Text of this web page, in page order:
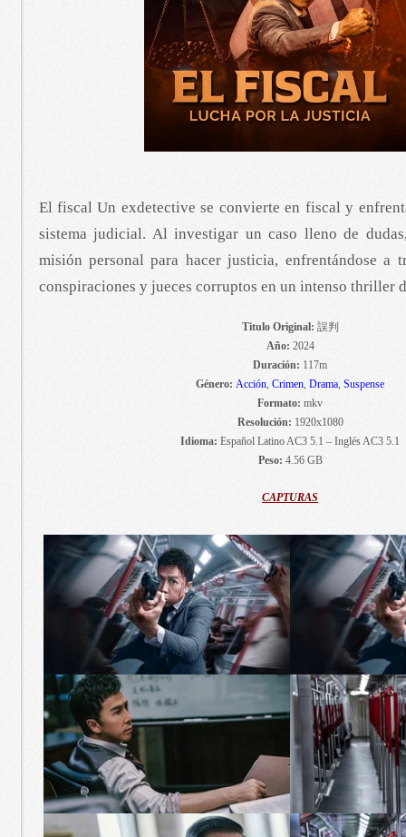
El fiscal Un exdetective se convierte en fiscal y
sistema judicial. Al investigar un caso lleno de
misión personal para hacer justicia, enfrentándose a
conspiraciones y jueces corruptos en un intenso thriller
Titulo Original: 誤判
Año: 2024
Duración: 117m
Género: Acción, Crimen, Drama, Suspense
Formato: mkv
Resolución: 1920x1080
Idioma: Español Latino AC3 5.1 – Inglés AC3 5.1
Peso: 4.56 GB
CAPTURAS